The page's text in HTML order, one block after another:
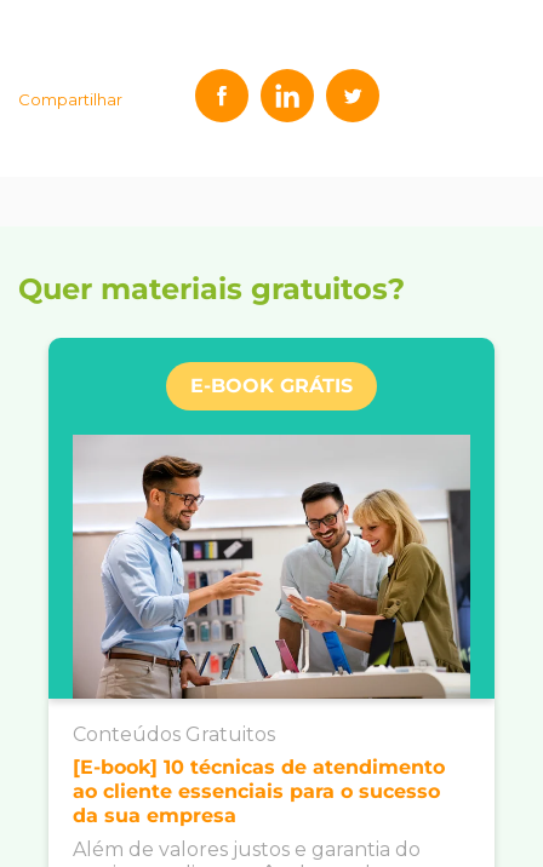
Compartilhar
Quer materiais gratuitos?
E-BOOK GRÁTIS
Conteúdos Gratuitos
[E-book] 10 técnicas de atendimento
ao cliente essenciais para o sucesso
da sua empresa
Além de valores justos e garantia do